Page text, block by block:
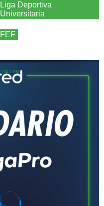
Liga Deportiva
Universitaria
FEF